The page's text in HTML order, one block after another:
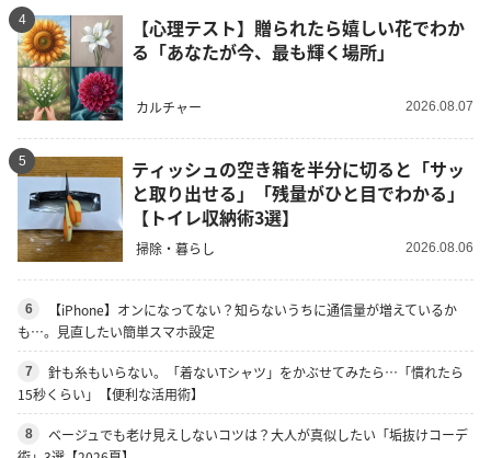
4
【心理テスト】贈られたら嬉しい花でわか
る「あなたが今、最も輝く場所」
カルチャー 2026.08.07
5
ティッシュの空き箱を半分に切ると「サッ
と取り出せる」「残量がひと目でわかる」
【トイレ収納術3選】
掃除・暮らし 2026.08.06
6
【iPhone】オンになってない？知らないうちに通信量が増えているか
も…。見直したい簡単スマホ設定
7
針も糸もいらない。「着ないTシャツ」をかぶせてみたら…「慣れたら
15秒くらい」【便利な活用術】
8
ベージュでも老け見えしないコツは？大人が真似したい「垢抜けコーデ